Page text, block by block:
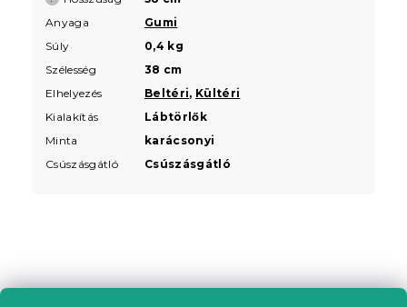
Anyaga
Gumi
Súly
0,4 kg
Szélesség
38 cm
Elhelyezés
Beltéri, Kültéri
Kialakítás
Lábtörlők
Minta
karácsonyi
Csúszásgátló
Csúszásgátló
á